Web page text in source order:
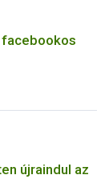
újraindul az